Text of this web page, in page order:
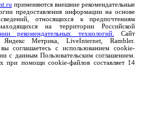
применяются внешние рекомендательные
предоставления информации на основе
относящихся к предпочтениям
на территории Российской
рекомендательных технологий.
Сайт
Яндекс Метрика, LiveInternet, Rambler.
соглашаетесь с использованием cookie-
с данным Пользовательским соглашением.
при помощи cookie-файлов составляет 14